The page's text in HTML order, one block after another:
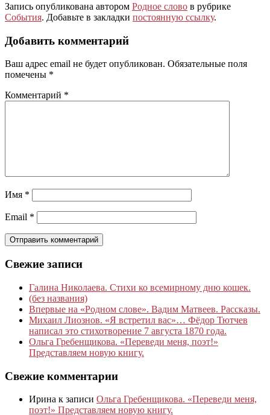
Запись опубликована автором Родное слово в рубрике
События. Добавьте в закладки постоянную ссылку.
Добавить комментарий
Ваш адрес email не будет опубликован. Обязательные поля
помечены *
Комментарий *
Имя *
Email *
Свежие записи
Галина Николаева. Стихи ко всемирному дню кошек.
(без названия)
Впервые на «Родном слове». Вадим Матвеев. Рассказы.
Михаил Лиознов. «Я встретил вас»… Фёдор Тютчев
написал это стихотворение 7 августа 1870 года.
Ольга Гребенщикова. «Переведи меня, поэт!»
Представляем новую книгу.
Свежие комментарии
Ирина к записи Ольга Гребенщикова. «Переведи меня,
поэт!» Представляем новую книгу.